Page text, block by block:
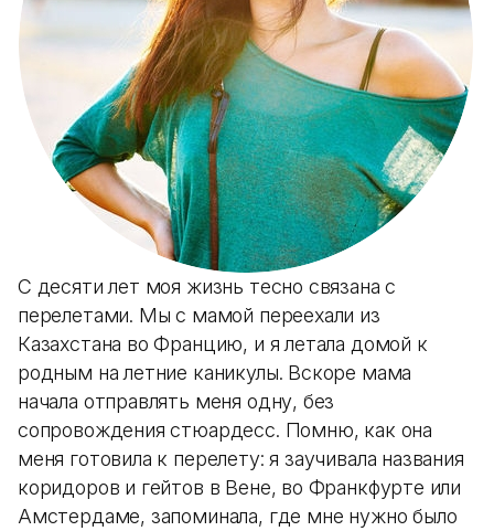
С десяти лет моя жизнь тесно связана с
перелетами. Мы с мамой переехали из
Казахстана во Францию, и я летала домой к
родным на летние каникулы. Вскоре мама
начала отправлять меня одну, без
сопровождения стюардесс. Помню, как она
меня готовила к перелету: я заучивала названия
коридоров и гейтов в Вене, во Франкфурте или
Амстердаме, запоминала, где мне нужно было